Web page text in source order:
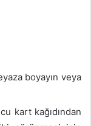
boyayın veya
kart kağıdından